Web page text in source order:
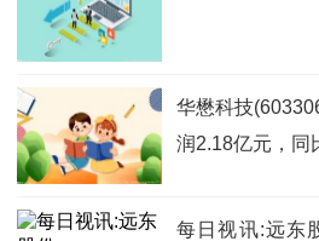
华懋科技
润2.18亿元，同
每日视讯:远东